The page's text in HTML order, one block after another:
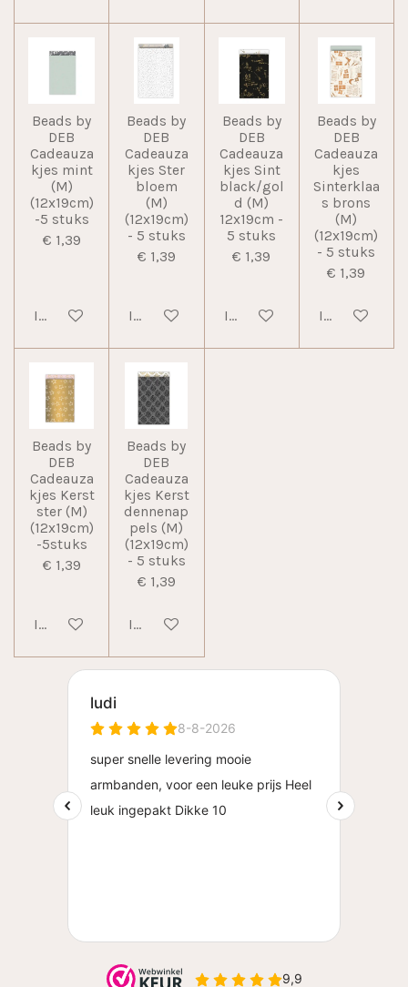
Beads by
DEB
Cadeauza
kjes mint
(M)
(12x19cm)
-5 stuks
€ 1,39
In winkelwagen
Beads by
DEB
Cadeauza
kjes Ster
bloem
(M)
(12x19cm)
- 5 stuks
€ 1,39
In winkelwagen
Beads by
DEB
Cadeauza
kjes Sint
black/gol
d (M)
12x19cm -
5 stuks
€ 1,39
In winkelwagen
Beads by
DEB
Cadeauza
kjes
Sinterklaa
s brons
(M)
(12x19cm)
- 5 stuks
€ 1,39
In
Beads by
DEB
Cadeauza
kjes Kerst
ster (M)
(12x19cm)
-5stuks
€ 1,39
In winkelwagen
Beads by
DEB
Cadeauza
kjes Kerst
dennenap
pels (M)
(12x19cm)
- 5 stuks
€ 1,39
In winkelwagen